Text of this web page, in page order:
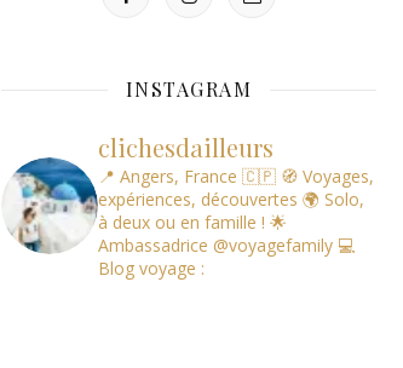
INSTAGRAM
clichesdailleurs
📍 Angers, France 🇨🇵 🧭 Voyages,
expériences, découvertes 🌍 Solo,
à deux ou en famille ! 🌟
Ambassadrice @voyagefamily 💻
Blog voyage :